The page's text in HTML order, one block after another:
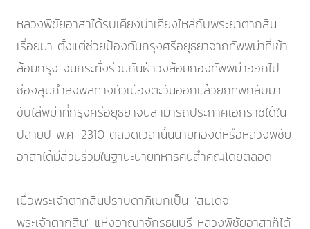
หลวงพิชัยอาสาได้รบเคียงบ่าเคียงไหล่กับพระยาตากสิน
เรื่อยมา ตั้งแต่ช่วยป้องกันกรุงศรีอยุธยาจากทัพพม่าที่เข้า
ล้อมกรุง จนกระทั่งร่วมกันฝ่าวงล้อมกองทัพพม่าออกไป
ซ่องสุมกำลังพลทางหัวเมืองตะวันออกแล้วยกทัพกลับมา
ขับไล่พม่าที่กรุงศรีอยุธยาจนสามารถประกาศเอกราชได้ใน
ปลายปี พ.ศ. 2310 ตลอดเวลานั้นนายทองดีหรือหลวงพิชัย
อาสาได้มีส่วนร่วมในฐานะนายทหารคนสำคัญโดยตลอด
เมื่อพระเจ้าตากสินปราบดาภิเษกเป็น "สมเด็จ
พระเจ้าตากสิน" แห่งอาณาจักรธนบุรี หลวงพิชัยอาสาก็ได้